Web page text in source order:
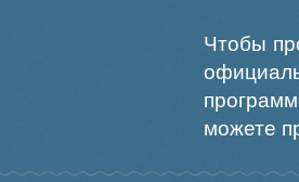
Чтобы
можете